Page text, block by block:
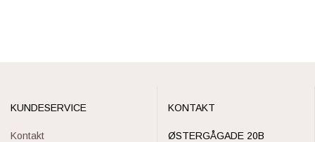
KUNDESERVICE
Kontakt
KONTAKT
ØSTERGÅGADE 20B